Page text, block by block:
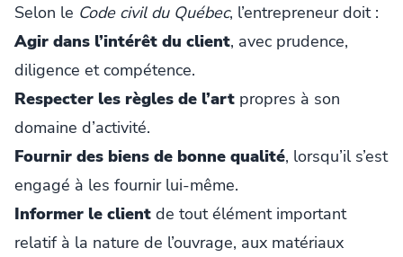
Selon le Code civil du Québec, l’entrepreneur doit :
Agir dans l’intérêt du client, avec prudence,
diligence et compétence.
Respecter les règles de l’art propres à son
domaine d’activité.
Fournir des biens de bonne qualité, lorsqu’il s’est
engagé à les fournir lui-même.
Informer le client de tout élément important
relatif à la nature de l’ouvrage, aux matériaux